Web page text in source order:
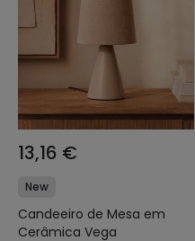
13,16 €
New
Candeeiro de Mesa em
Cerâmica Vega